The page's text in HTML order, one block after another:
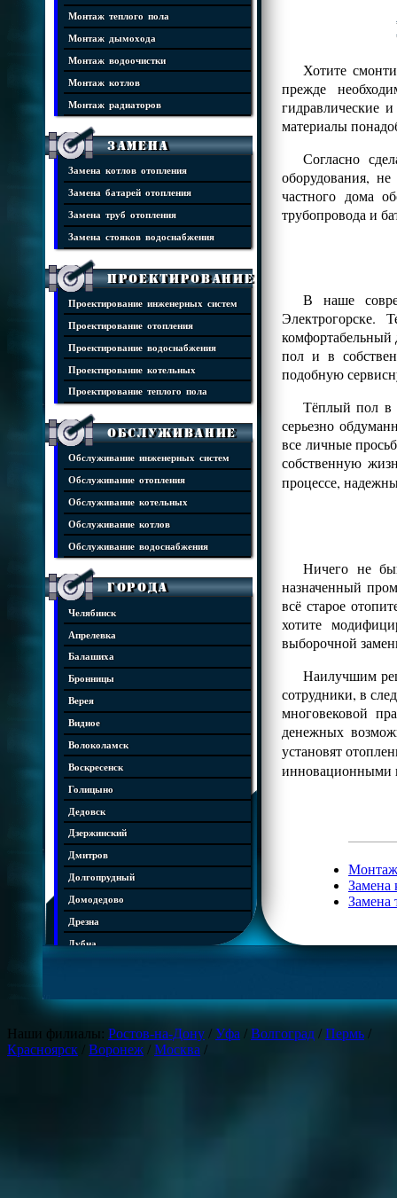
Монтаж теплого пола
Монтаж дымохода
Монтаж водоочистки
Монтаж котлов
Монтаж радиаторов
Замена
Замена котлов отопления
Замена батарей отопления
Замена труб отопления
Замена стояков водоснабжения
Проектирование
Проектирование инженерных систем
Проектирование отопления
Проектирование водоснабжения
Проектирование котельных
Проектирование теплого пола
Обслуживание
Обслуживание инженерных систем
Обслуживание отопления
Обслуживание котельных
Обслуживание котлов
Обслуживание водоснабжения
Города
Челябинск
Апрелевка
Балашиха
Бронницы
Верея
Видное
Волоколамск
Воскресенск
Голицыно
Дедовск
Дзержинский
Дмитров
Долгопрудный
Домодедово
Дрезна
Дубна
Жуковский
Зарайск
Звенигород
Хотите
прежде
гидравлические
материалы
Согласно
оборудования,
частного дома
трубопровода и
В наше
пол и в
подобную
Тёплый пол в
серьезно
все личные
собственную
процессе,
Ничего не
назначенный
всё старое
хотите
выборочной
Наилучшим
сотрудники, в
многовековой
денежных
установят
Монтаж
Замена
Замена
Наши филиалы: Ростов-на-Дону / Уфа / Волгоград / Пермь /
Красноярск
Воронеж / Москва /